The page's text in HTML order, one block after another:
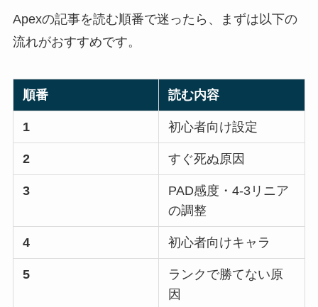
Apexの記事を読む順番で迷ったら、まずは以下の
流れがおすすめです。
順番 読む内容
1 初心者向け設定
2 すぐ死ぬ原因
3
PAD感度・4-3リニア
の調整
4 初心者向けキャラ
5
ランクで勝てない原
因